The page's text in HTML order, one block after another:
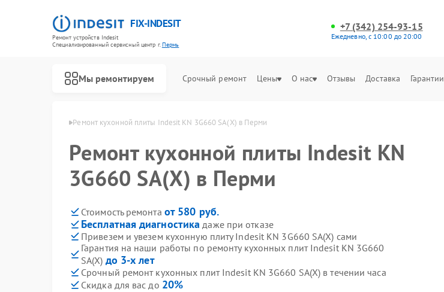
FIX-INDESIT
Ремонт устройств Indesit
Специализированный cервисный центр г.Пермь
+7 (342) 254-93-15
Ежедневно, с 10:00 до 20:00
Мы ремонтируем Срочный ремонт Цены О нас Отзывы Доставка Гарантии
Indesit в Перми Ремонт кухонной плиты Indesit KN 3G660 SA(X) в Перми
Ремонт кухонной плиты Indesit KN
3G660 SA(X) в Перми
Стоимость ремонта от 580 руб.
Бесплатная диагностика даже при отказе
Привезем и увезем кухонную плиту Indesit KN 3G660 SA(X) сами
Гарантия на наши работы по ремонту кухонных плит Indesit KN 3G660
SA(X) до 3-х лет
Срочный ремонт кухонных плит Indesit KN 3G660 SA(X) в течении часа
Скидка для вас до 20%